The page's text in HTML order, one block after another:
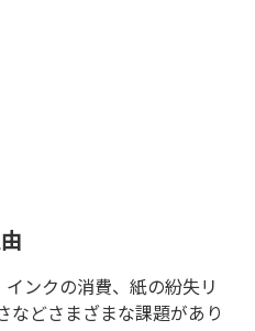
ンクの消費、紙の紛失リ
などさまざまな課題があり